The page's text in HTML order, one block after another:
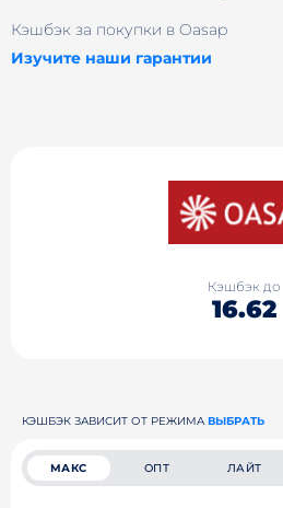
Кэшбэк за покупки в Oasap
Изучите наши гарантии
Кэшбэк до
16.62
КЭШБЭК ЗАВИСИТ ОТ РЕЖИМА ВЫБРАТЬ
МАКС ОПТ ЛАЙТ